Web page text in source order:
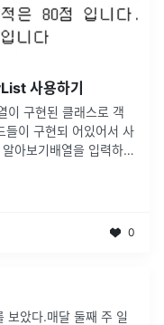
사용하기
이 구현된 클래스로 객
들이 구현되 어있어서 사
아보기배열을 입력하고
0
았다.매달 둘째 주 일